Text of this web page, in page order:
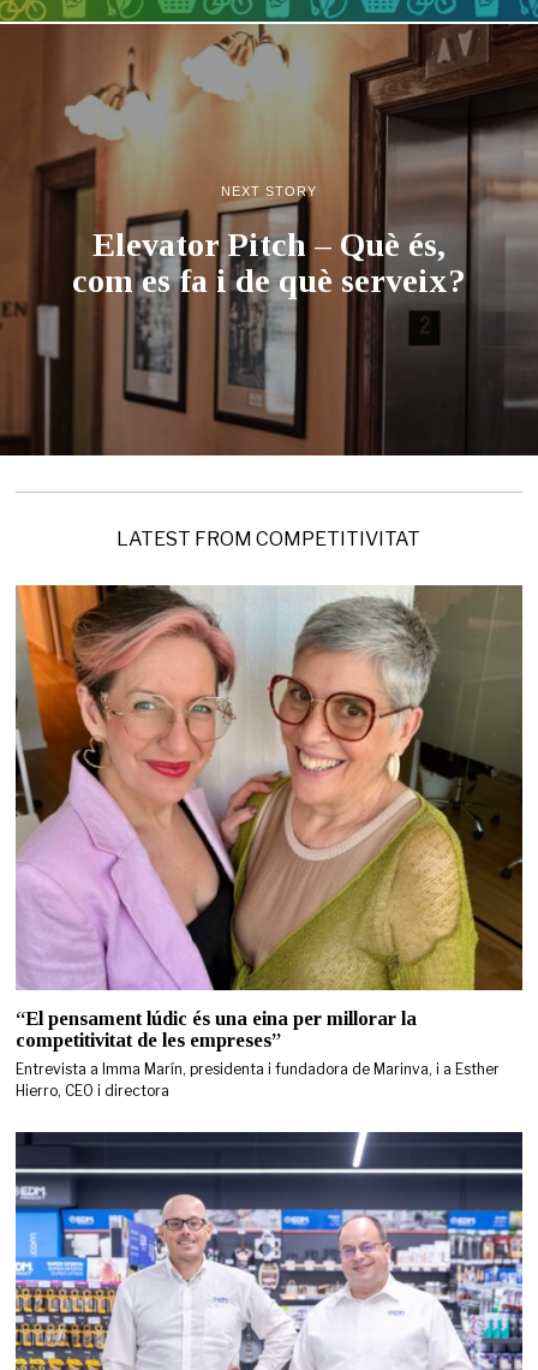
NEXT STORY
Elevator Pitch – Què és,
com es fa i de què serveix?
LATEST FROM COMPETITIVITAT
“El pensament lúdic és una eina per millorar la
competitivitat de les empreses”
Entrevista a Imma Marín, presidenta i fundadora de Marinva, i a Esther
Hierro, CEO i directora